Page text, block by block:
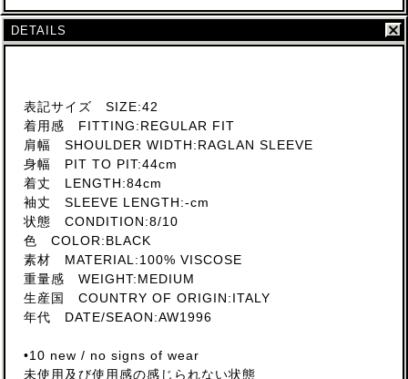
DETAILS
表記サイズ SIZE:42
着用感 FITTING:REGULAR FIT
肩幅 SHOULDER WIDTH:RAGLAN SLEEVE
身幅 PIT TO PIT:44cm
着丈 LENGTH:84cm
袖丈 SLEEVE LENGTH:-cm
状態 CONDITION:8/10
色 COLOR:BLACK
素材 MATERIAL:100% VISCOSE
重量感 WEIGHT:MEDIUM
生産国 COUNTRY OF ORIGIN:ITALY
年代 DATE/SEAON:AW1996
•10 new / no signs of wear
未使用及び使用感の感じられない状態